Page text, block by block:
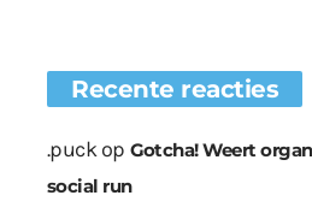
Recente reacties
.puckop Gotcha! Weert
social run